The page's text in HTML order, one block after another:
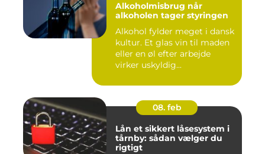
Alkoholmisbrug når
alkoholen tager styringen
Alkohol fylder meget i dansk
kultur. Et glas vin til maden
eller en øl efter arbejde
virker uskyldig...
08. feb
Lån et sikkert låsesystem i
tårnby: sådan vælger du
rigtigt